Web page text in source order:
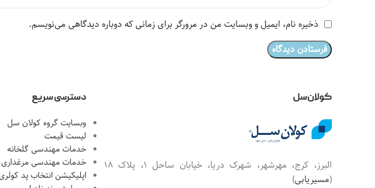
ذخیره نام، ایمیل و وبسایت من در مرورگر برای زمانی که دوباره دیدگاهی می‌نویسم.
کولان‌سل
البرز، کرج، مهرشهر، شهرک دریا، خیابان ساحل 1، پلاک 18
(مسیریابی)
دسترسی سریع
وبسایت گروه کولان سل
لیست قیمت
خدمات مهندسی گلخانه
خدمات مهندسی مرغداری
اپلیکیشن انتخاب پد